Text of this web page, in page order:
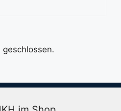
geschlossen.